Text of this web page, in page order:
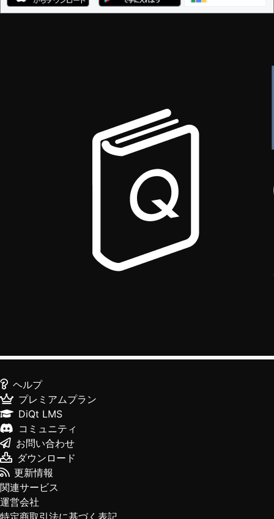
ヘルプ
プレミアムプラン
DiQt LMS
コミュニティ
お問い合わせ
ダウンロード
更新情報
関連サービス
運営会社
特定商取引法に基づく表記